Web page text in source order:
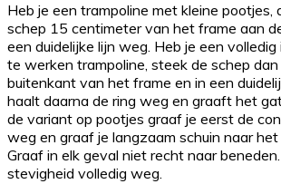
Heb je een trampoline met kleine pootjes,
schep 15 centimeter van het frame aan
een duidelijke lijn weg. Heb je een
te werken trampoline, steek de schep
buitenkant van het frame en in een
haalt daarna de ring weg en graaft het
de variant op pootjes graaf je eerst de
weg en graaf je langzaam schuin naar
Graaf in elk geval niet recht naar
stevigheid volledig weg.